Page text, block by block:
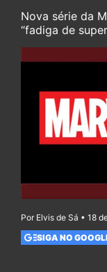
Nova série da
“fadiga de
Por Elvis de Sá • 18
SIGA NO